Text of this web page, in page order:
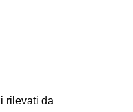
rilevati da